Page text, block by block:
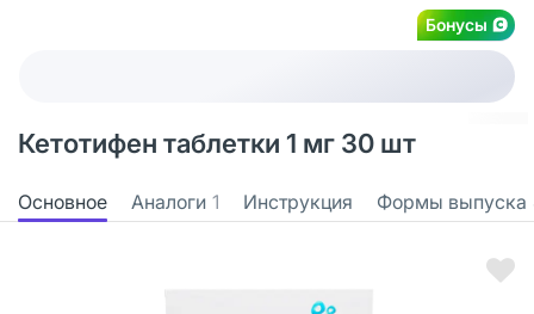
Бонусы
Кетотифен таблетки 1 мг 30 шт
Основное Аналоги 1 Инструкция Формы выпуска